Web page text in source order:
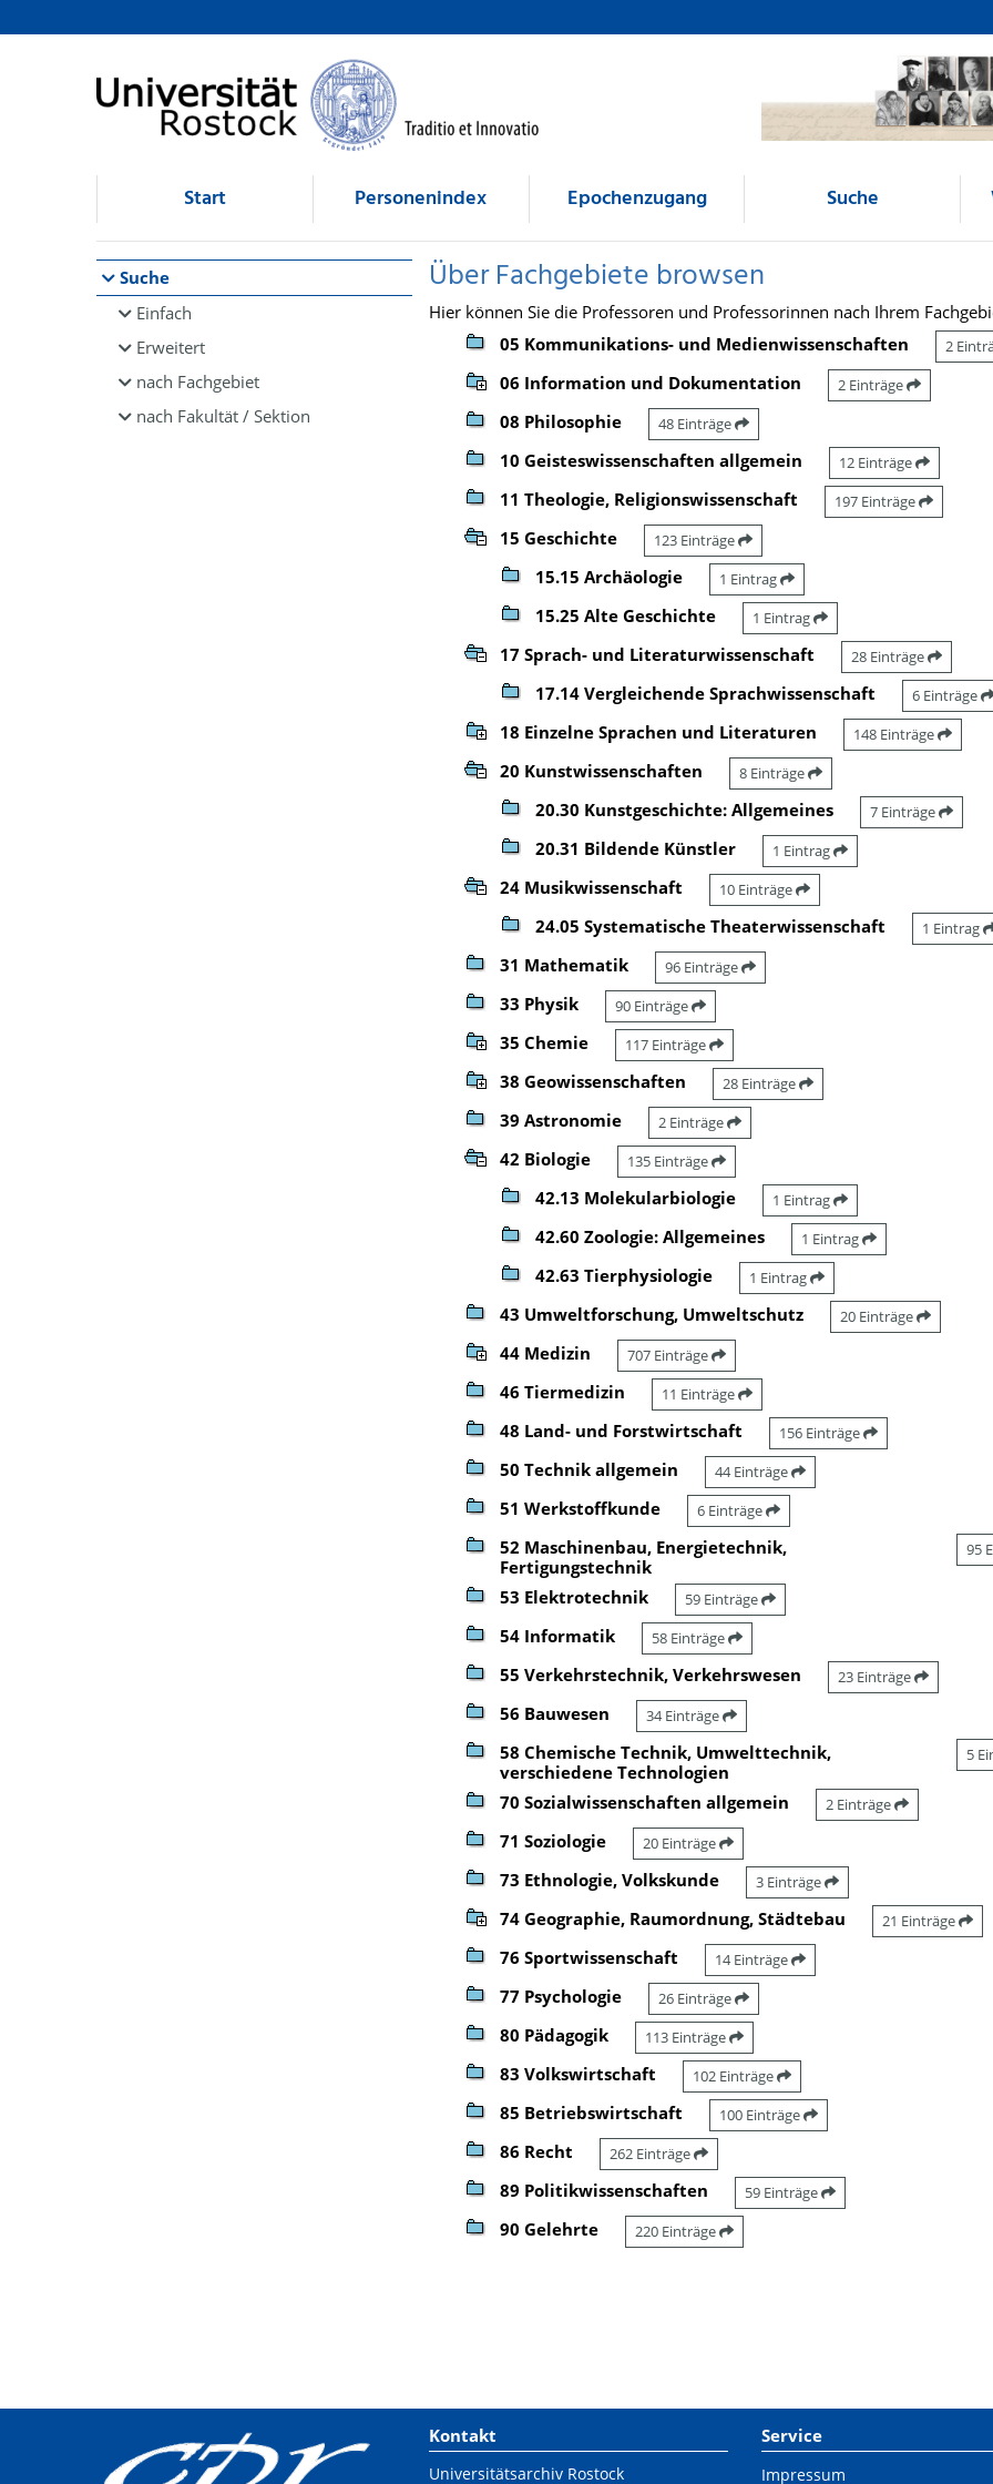
Browsen
direkt zum Inhalt
Start Personenindex Epochenzugang Suche
Suche
Einfach
Erweitert
nach Fachgebiet
nach Fakultät / Sektion
Über Fachgebiete browsen
Hier können Sie die Professoren und Professorinnen nach Ihrem
05 Kommunikations- und Medienwissenschaften
2
06 Information und Dokumentation 2 Einträge
08 Philosophie 48 Einträge
10 Geisteswissenschaften allgemein 12 Einträge
11 Theologie, Religionswissenschaft 197 Einträge
15 Geschichte 123 Einträge
15.15 Archäologie 1 Eintrag
15.25 Alte Geschichte 1 Eintrag
17 Sprach- und Literaturwissenschaft 28 Einträge
17.14 Vergleichende Sprachwissenschaft 6 Einträge
18 Einzelne Sprachen und Literaturen 148 Einträge
20 Kunstwissenschaften 8 Einträge
20.30 Kunstgeschichte: Allgemeines 7 Einträge
20.31 Bildende Künstler 1 Eintrag
24 Musikwissenschaft 10 Einträge
24.05 Systematische Theaterwissenschaft 1 Eintrag
31 Mathematik 96 Einträge
33 Physik 90 Einträge
35 Chemie 117 Einträge
38 Geowissenschaften 28 Einträge
39 Astronomie 2 Einträge
42 Biologie 135 Einträge
42.13 Molekularbiologie 1 Eintrag
42.60 Zoologie: Allgemeines 1 Eintrag
42.63 Tierphysiologie 1 Eintrag
43 Umweltforschung, Umweltschutz 20 Einträge
44 Medizin 707 Einträge
46 Tiermedizin 11 Einträge
48 Land- und Forstwirtschaft 156 Einträge
50 Technik allgemein 44 Einträge
51 Werkstoffkunde 6 Einträge
52 Maschinenbau, Energietechnik,
Fertigungstechnik
95
53 Elektrotechnik 59 Einträge
54 Informatik 58 Einträge
55 Verkehrstechnik, Verkehrswesen 23 Einträge
56 Bauwesen 34 Einträge
58 Chemische Technik, Umwelttechnik,
verschiedene Technologien
5
70 Sozialwissenschaften allgemein 2 Einträge
71 Soziologie 20 Einträge
73 Ethnologie, Volkskunde 3 Einträge
74 Geographie, Raumordnung, Städtebau 21 Einträge
76 Sportwissenschaft 14 Einträge
77 Psychologie 26 Einträge
80 Pädagogik 113 Einträge
83 Volkswirtschaft 102 Einträge
85 Betriebswirtschaft 100 Einträge
86 Recht 262 Einträge
89 Politikwissenschaften 59 Einträge
90 Gelehrte 220 Einträge
Kontakt
Universitätsarchiv Rostock
Service
Impressum